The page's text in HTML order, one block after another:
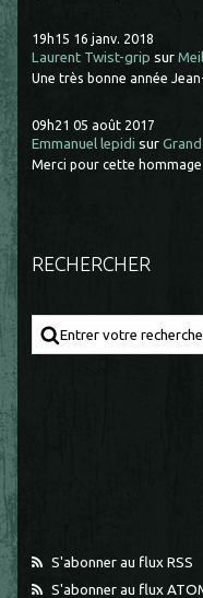
19h15 16 janv. 2018
Laurent Twist-grip sur
Une très bonne année
09h21 05 août 2017
Emmanuel lepidi sur
Merci pour cette
RECHERCHER
S'abonner au flux RSS
S'abonner au flux